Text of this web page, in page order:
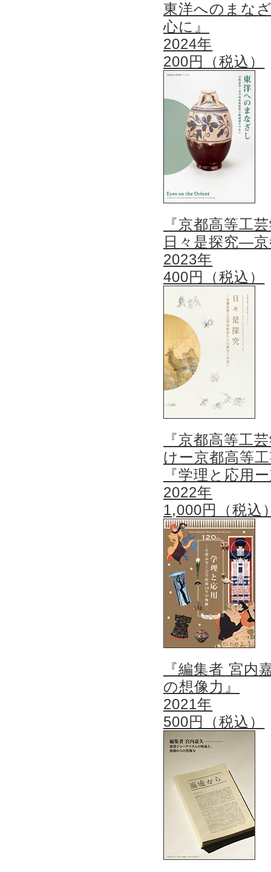
東洋へのまな
心に』
2024年
200円（税込）
『京都高等工
日々是探究―
2023年
400円（税込）
『京都高等工
けー京都高等
『学理と応用
2022年
1,000円（税込
『編集者 宮
の想像力』
2021年
500円（税込）